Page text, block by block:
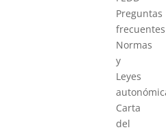
Preguntas
frecuentes
Normas
y
Leyes
Carta
del